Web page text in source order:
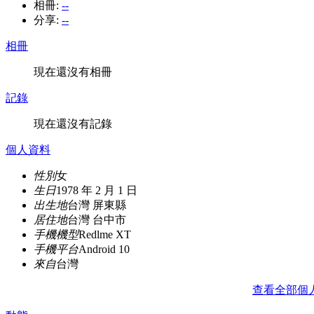
相冊: --
分享: --
相冊
現在還沒有相冊
記錄
現在還沒有記錄
個人資料
性別女
生日1978 年 2 月 1 日
出生地台灣 屏東縣
居住地台灣 台中市
手機機型Redlme XT
手機平台Android 10
來自台灣
查看全部個